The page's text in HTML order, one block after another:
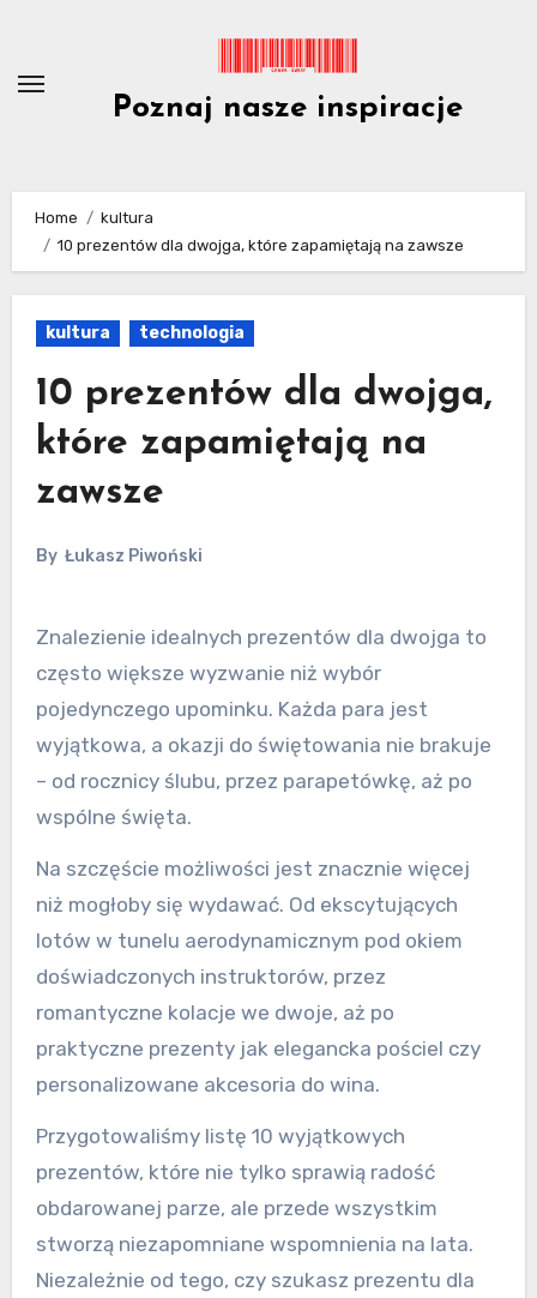
content
Poznaj nasze inspiracje
Home
kultura
10 prezentów dla dwojga, które zapamiętają na zawsze
kultura technologia
10 prezentów dla dwojga,
które zapamiętają na
zawsze
By Łukasz Piwoński
Znalezienie idealnych prezentów dla dwojga to
często większe wyzwanie niż wybór
pojedynczego upominku. Każda para jest
wyjątkowa, a okazji do świętowania nie brakuje
– od rocznicy ślubu, przez parapetówkę, aż po
wspólne święta.
Na szczęście możliwości jest znacznie więcej
niż mogłoby się wydawać. Od ekscytujących
lotów w tunelu aerodynamicznym pod okiem
doświadczonych instruktorów, przez
romantyczne kolacje we dwoje, aż po
praktyczne prezenty jak elegancka pościel czy
personalizowane akcesoria do wina.
Przygotowaliśmy listę 10 wyjątkowych
prezentów, które nie tylko sprawią radość
obdarowanej parze, ale przede wszystkim
stworzą niezapomniane wspomnienia na lata.
Niezależnie od tego, czy szukasz prezentu dla